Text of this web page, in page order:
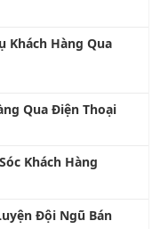
Khách Hàng Qua
Qua Điện Thoại
Khách Hàng
Đội Ngũ Bán